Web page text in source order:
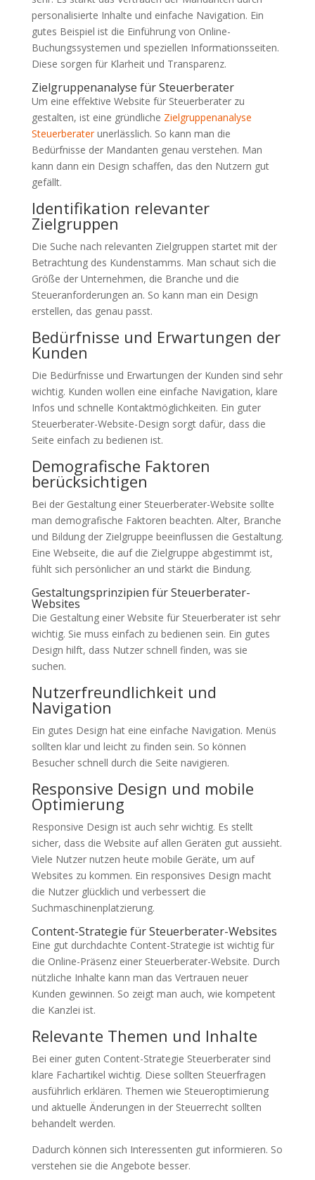
personalisierte Inhalte und einfache Navigation. Ein
gutes Beispiel ist die Einführung von Online-
Buchungssystemen und speziellen Informationsseiten.
Diese sorgen für Klarheit und Transparenz.
Zielgruppenanalyse für Steuerberater
Um eine effektive Website für Steuerberater zu
gestalten, ist eine gründliche Zielgruppenanalyse
Steuerberaterunerlässlich. So kann man die
Bedürfnisse der Mandanten genau verstehen. Man
kann dann ein Design schaffen, das den Nutzern gut
gefällt.
Identifikation relevanter
Zielgruppen
Die Suche nach relevanten Zielgruppen startet mit der
Betrachtung des Kundenstamms. Man schaut sich die
Größe der Unternehmen, die Branche und die
Steueranforderungen an. So kann man ein Design
erstellen, das genau passt.
Bedürfnisse und Erwartungen der
Kunden
Die Bedürfnisse und Erwartungen der Kunden sind sehr
wichtig. Kunden wollen eine einfache Navigation, klare
Infos und schnelle Kontaktmöglichkeiten. Ein guter
Steuerberater-Website-Design sorgt dafür, dass die
Seite einfach zu bedienen ist.
Demografische Faktoren
berücksichtigen
Bei der Gestaltung einer Steuerberater-Website sollte
man demografische Faktoren beachten. Alter, Branche
und Bildung der Zielgruppe beeinflussen die Gestaltung.
Eine Webseite, die auf die Zielgruppe abgestimmt ist,
fühlt sich persönlicher an und stärkt die Bindung.
Gestaltungsprinzipien für Steuerberater-
Websites
Die Gestaltung einer Website für Steuerberater ist sehr
wichtig. Sie muss einfach zu bedienen sein. Ein gutes
Design hilft, dass Nutzer schnell finden, was sie
suchen.
Nutzerfreundlichkeit und
Navigation
Ein gutes Design hat eine einfache Navigation. Menüs
sollten klar und leicht zu finden sein. So können
Besucher schnell durch die Seite navigieren.
Responsive Design und mobile
Optimierung
Responsive Design ist auch sehr wichtig. Es stellt
sicher, dass die Website auf allen Geräten gut aussieht.
Viele Nutzer nutzen heute mobile Geräte, um auf
Websites zu kommen. Ein responsives Design macht
die Nutzer glücklich und verbessert die
Suchmaschinenplatzierung.
Content-Strategie für Steuerberater-Websites
Eine gut durchdachte Content-Strategie ist wichtig für
die Online-Präsenz einer Steuerberater-Website. Durch
nützliche Inhalte kann man das Vertrauen neuer
Kunden gewinnen. So zeigt man auch, wie kompetent
die Kanzlei ist.
Relevante Themen und Inhalte
Bei einer guten Content-Strategie Steuerberater sind
klare Fachartikel wichtig. Diese sollten Steuerfragen
ausführlich erklären. Themen wie Steueroptimierung
und aktuelle Änderungen in der Steuerrecht sollten
behandelt werden.
Dadurch können sich Interessenten gut informieren. So
verstehen sie die Angebote besser.